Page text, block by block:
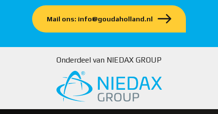
Mail ons: info@goudaholland.nl
Onderdeel van NIEDAX GROUP